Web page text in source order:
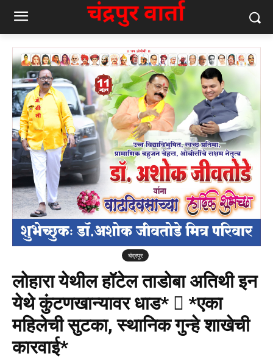
चंद्रपूर
लोहारा येथील हॉटेल ताडोबा अतिथी इन
येथे कुंटणखान्यावर धाड*  *एका
महिलेची सुटका, स्थानिक गुन्हे शाखेची
कारवाई*